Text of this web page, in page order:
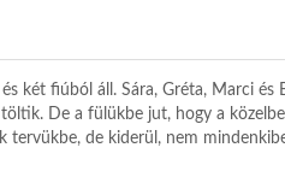
két fiúból áll. Sára, Gréta, Marci és
De a fülükbe jut, hogy a
tervükbe, de kiderül, nem